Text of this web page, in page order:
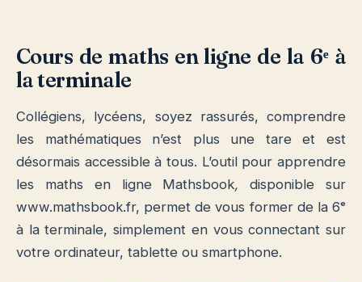
Cours de maths en ligne de la 6ᵉ à
la terminale
Collégiens, lycéens, soyez rassurés, comprendre
les mathématiques n’est plus une tare et est
désormais accessible à tous. L’outil pour apprendre
les maths en ligne Mathsbook, disponible sur
www.mathsbook.fr, permet de vous former de la 6ᵉ
à la terminale, simplement en vous connectant sur
votre ordinateur, tablette ou smartphone.